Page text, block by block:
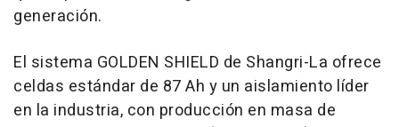
generación.
El sistema GOLDEN SHIELD de Shangri-La ofrece
celdas estándar de 87 Ah y un aislamiento líder
en la industria, con producción en masa de